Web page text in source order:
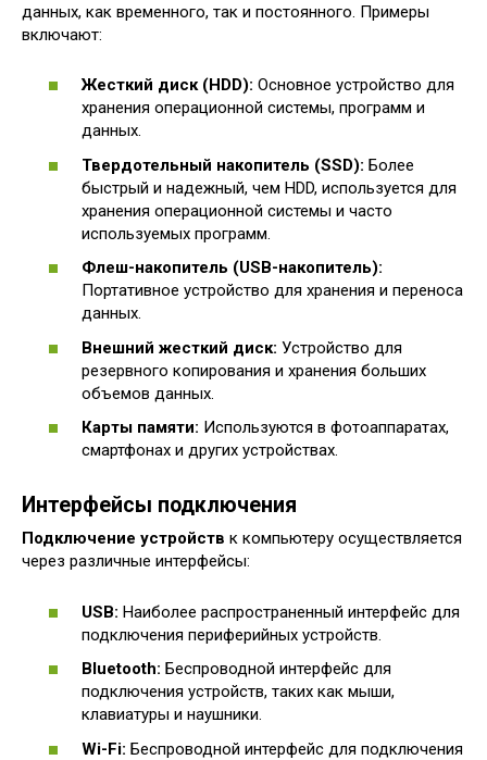
данных, как временного, так и постоянного. Примеры
включают:
Жесткий диск (HDD): Основное устройство для
хранения операционной системы, программ и
данных.
Твердотельный накопитель (SSD): Более
быстрый и надежный, чем HDD, используется для
хранения операционной системы и часто
используемых программ.
Флеш-накопитель (USB-накопитель):
Портативное устройство для хранения и переноса
данных.
Внешний жесткий диск: Устройство для
резервного копирования и хранения больших
объемов данных.
Карты памяти: Используются в фотоаппаратах,
смартфонах и других устройствах.
Интерфейсы подключения
Подключение устройств к компьютеру осуществляется
через различные интерфейсы:
USB: Наиболее распространенный интерфейс для
подключения периферийных устройств.
Bluetooth: Беспроводной интерфейс для
подключения устройств, таких как мыши,
клавиатуры и наушники.
Wi-Fi: Беспроводной интерфейс для подключения